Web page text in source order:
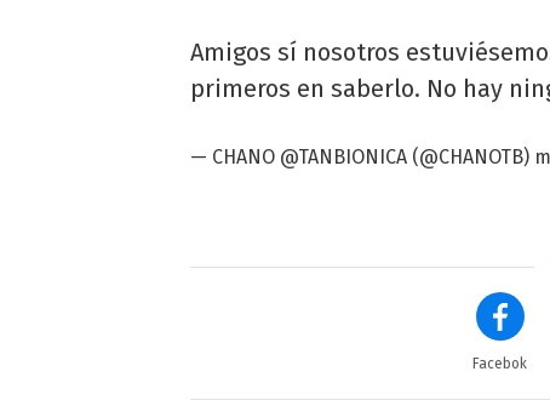
Amigos sí nosotros
primeros en saberlo. No hay
— CHANO @TANBIONICA (@CHANOTB)
Facebok